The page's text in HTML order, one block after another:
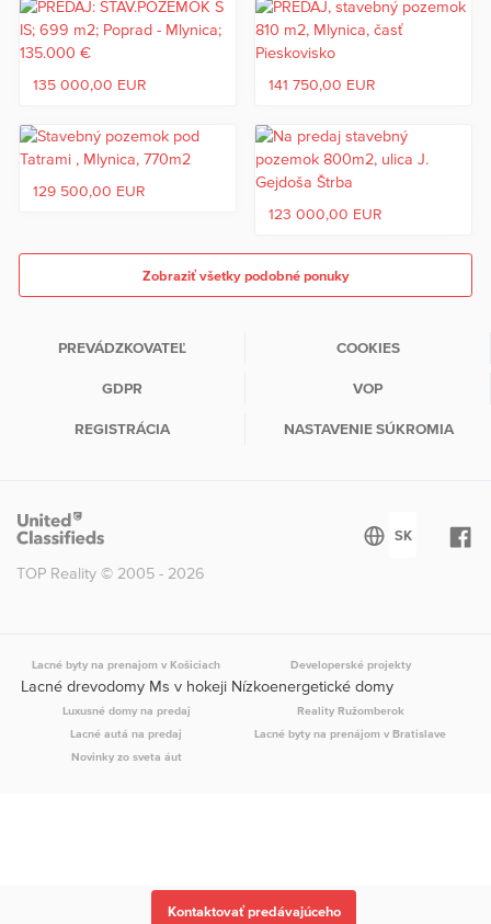
135 000,00 EUR 141 750,00 EUR
129 500,00 EUR
123 000,00 EUR
Zobraziť všetky podobné ponuky
PREVÁDZKOVATEĽ COOKIES
GDPR VOP
REGISTRÁCIA NASTAVENIE SÚKROMIA
TOP Reality © 2005 - 2026
Lacné byty na prenajom v Košiciach Developerské projekty
Lacné drevodomy Ms v hokeji Nízkoenergetické domy
Luxusné domy na predaj
Reality Ružomberok
Lacné autá na predaj
Lacné byty na prenájom v Bratislave
Novinky zo sveta áut